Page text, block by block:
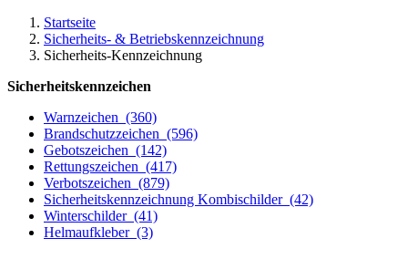
Startseite
Sicherheits- & Betriebskennzeichnung
Sicherheits-Kennzeichnung
Sicherheitskennzeichen
Warnzeichen (360)
Brandschutzzeichen (596)
Gebotszeichen (142)
Rettungszeichen (417)
Verbotszeichen (879)
Sicherheitskennzeichnung Kombischilder (42)
Winterschilder (41)
Helmaufkleber (3)